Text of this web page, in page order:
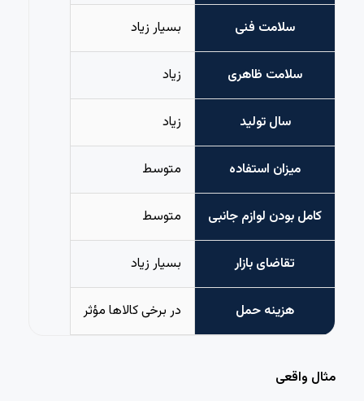
سلامت فنی بسیار زیاد
سلامت ظاهری زیاد
سال تولید زیاد
میزان استفاده متوسط
کامل بودن لوازم جانبی متوسط
تقاضای بازار بسیار زیاد
هزینه حمل در برخی کالاها مؤثر
مثال واقعی